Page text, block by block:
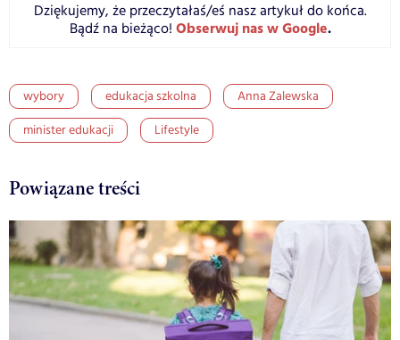
Dziękujemy, że przeczytałaś/eś nasz artykuł do końca.
Bądź na bieżąco! Obserwuj nas w Google.
wybory edukacja szkolna
Anna Zalewska
minister edukacji
Lifestyle
Powiązane treści